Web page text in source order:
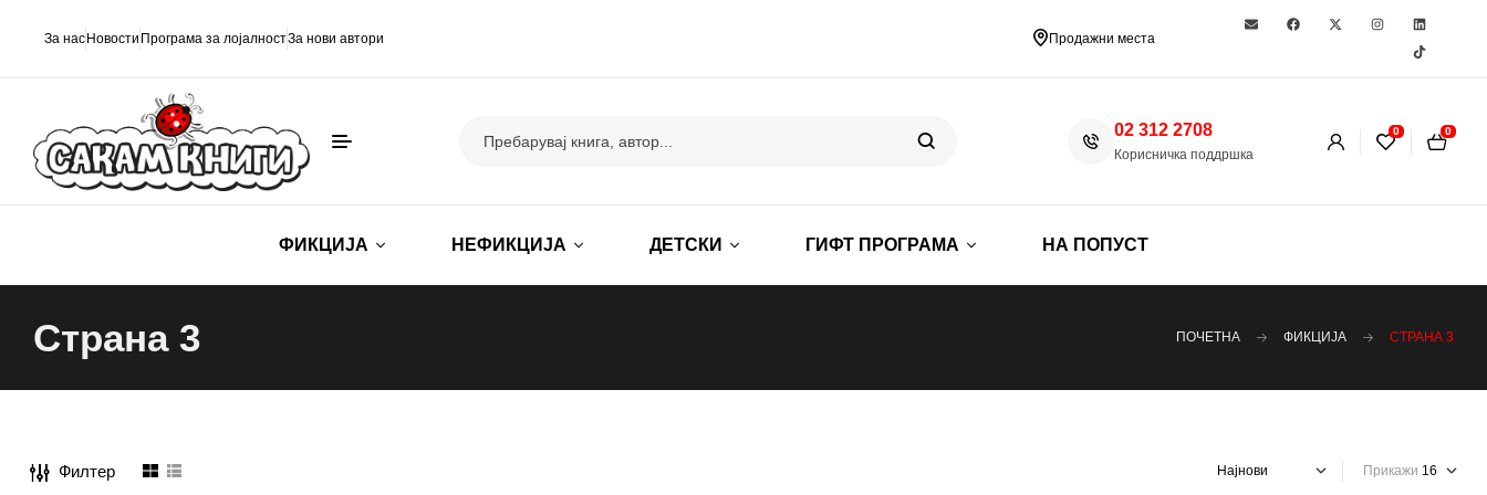
За нас Новости Програма за лојалностЗа нови автори Продажни места
02 312 2708
Корисничка поддршка
0 0
ФИКЦИЈА НЕФИКЦИЈА ДЕТСКИ ГИФТ ПРОГРАМА НА ПОПУСТ
Страна 3 ПОЧЕТНА ФИКЦИЈА СТРАНА 3
Филтер Прикажи